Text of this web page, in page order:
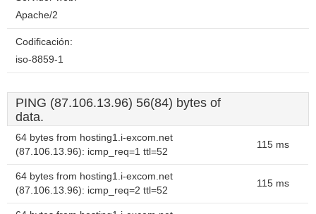
Apache/2
Codificación:
iso-8859-1
PING (87.106.13.96) 56(84) bytes of
data.
64 bytes from hosting1.i-excom.net
(87.106.13.96): icmp_req=1 ttl=52
115 ms
64 bytes from hosting1.i-excom.net
(87.106.13.96): icmp_req=2 ttl=52
115 ms